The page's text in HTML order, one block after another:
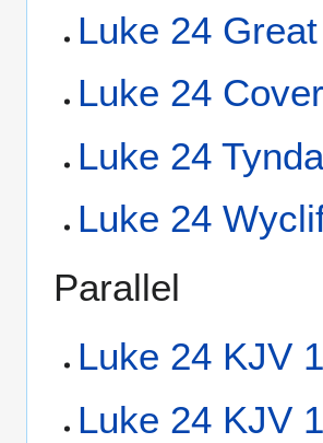
Luke 24
Luke 24
Luke 24
Luke 24
Parallel
Luke 24 KJV
Luke 24 KJV